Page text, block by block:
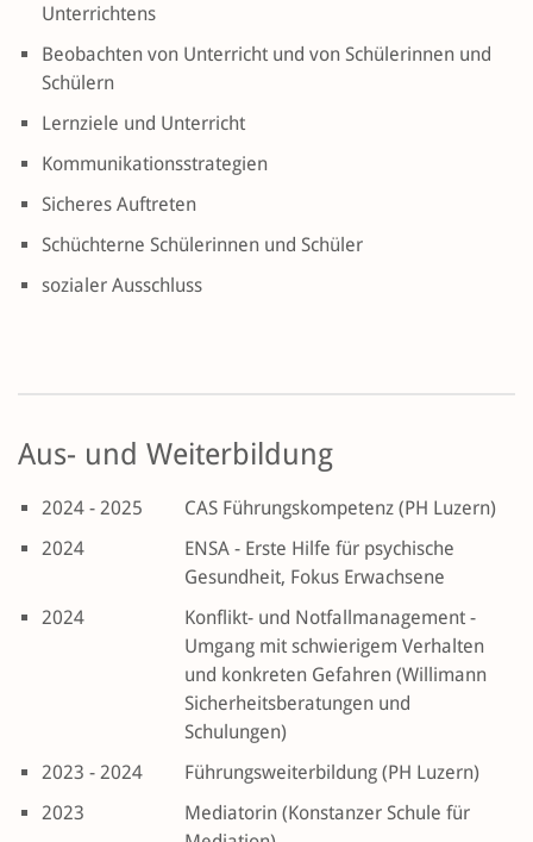
Unterrichtens
Beobachten von Unterricht und von Schülerinnen und
Schülern
Lernziele und Unterricht
Kommunikationsstrategien
Sicheres Auftreten
Schüchterne Schülerinnen und Schüler
sozialer Ausschluss
Aus- und Weiterbildung
2024 - 2025
CAS Führungskompetenz (PH Luzern)
2024
ENSA - Erste Hilfe für psychische
Gesundheit, Fokus Erwachsene
2024
Konflikt- und Notfallmanagement -
Umgang mit schwierigem Verhalten
und konkreten Gefahren (Willimann
Sicherheitsberatungen und
Schulungen)
2023 - 2024
Führungsweiterbildung (PH Luzern)
2023
Mediatorin (Konstanzer Schule für